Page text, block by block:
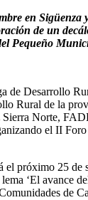
en Sigüenza
de un
Pequeño
de Desarrollo
Rural de la
Norte,
el II
el próximo 25 de
‘El avance
de